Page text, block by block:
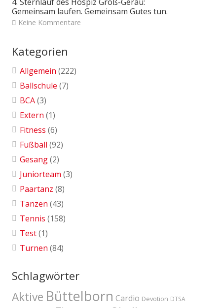
Gemeinsam laufen. Gemeinsam Gutes tun.
Keine Kommentare
Kategorien
Allgemein (222)
Ballschule (7)
BCA(3)
Extern (1)
Fitness (6)
Fußball (92)
Gesang(2)
Juniorteam (3)
Paartanz (8)
Tanzen (43)
Tennis (158)
Test(1)
Turnen (84)
Schlagwörter
Aktive Büttelborn Cardio Devotion DTSA